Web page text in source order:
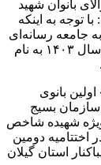
بانوان شهید
توجه به اینکه
جامعه رسانه‌ای
کشور بودند، شهید شاخص بسیج رسانه کشور در سال ١۴٠٣ به نام
بانوی
بسیج
شهیده شاخص
مقام رسانه کشور برای اولین بار آبان ١۴٠٢ در اختتامیه دومین
استان گیلان